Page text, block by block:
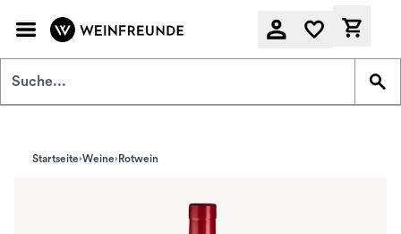
Startseite Weine Rotwein